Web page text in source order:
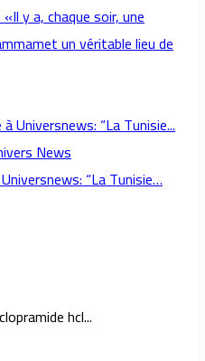
y a, chaque soir, une
un véritable lieu de
“La Tunisie…
hcl...